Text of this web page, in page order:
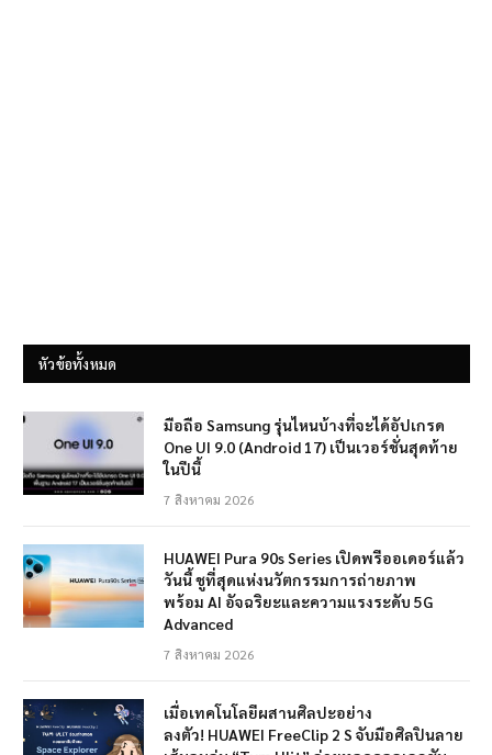
หัวข้อทั้งหมด
มือถือ Samsung รุ่นไหนบ้างที่จะได้อัปเกรด
One UI 9.0 (Android 17) เป็นเวอร์ชั่นสุดท้าย
ในปีนี้
7 สิงหาคม 2026
HUAWEI Pura 90s Series เปิดพรีออเดอร์แล้ว
วันนี้ ชูที่สุดแห่งนวัตกรรมการถ่ายภาพ
พร้อม AI อัจฉริยะและความแรงระดับ 5G
Advanced
7 สิงหาคม 2026
เมื่อเทคโนโลยีผสานศิลปะอย่าง
ลงตัว! HUAWEI FreeClip 2 S จับมือศิลปินลาย